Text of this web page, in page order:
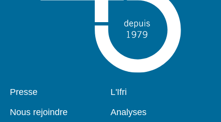
Pied
Presse
Nous rejoindre
Navigation
L'Ifri
Analyses